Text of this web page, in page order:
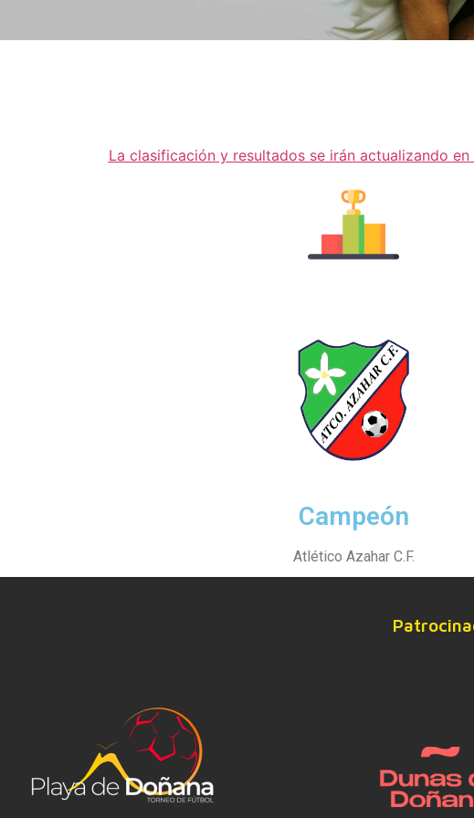
La clasificación y resultados se irán actualizando
Campeón
Atlético Azahar C.F.